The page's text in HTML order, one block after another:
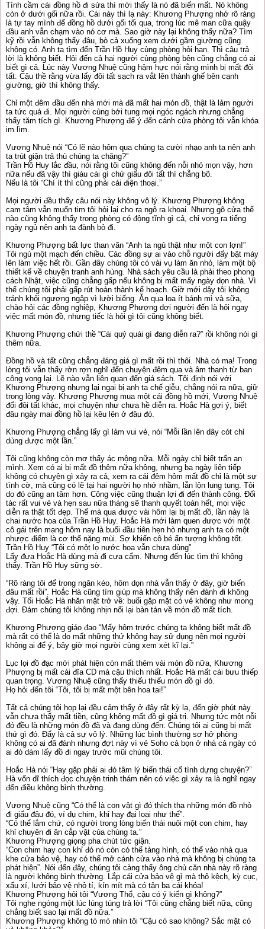
Tính cầm cái đồng hồ đi sửa thì mới thấy là nó đã biến mất. Nó không
còn ở dưới gối nữa rồi. Cái này thì lạ này: Khương Phượng nhớ rõ ràng
là tự tay mình để đồng hồ dưới gối tối qua, trong lúc mê man cữa quậy
đầu anh vẫn chạm vào nó cơ mà. Sao giờ này lại không thấy nữa? Tìm
kỹ rồi vẫn không thấy đâu, bò cả xuống xem dưới gầm giường cũng
không có. Anh ta tìm đến Trần Hồ Huy cùng phòng hỏi han. Thì câu trả
lời là không biết. Hỏi đến cả hai người cùng phòng bên cũng chẳng có ai
biết gì cả. Lúc này Vương Nhuệ cũng hậm hực nói rằng mình bị mất đôi
tất. Cậu thề rằng vừa lấy đôi tất sạch ra vắt lên thành ghế bên cạnh
giường, giờ thì không thấy.
Chỉ một đêm đầu đến nhà mới mà đã mất hai món đồ, thật là lảm người
ta tức quá đi. Mọi người cùng bới tung mọi ngóc ngách nhưng chẳng
thấy tăm tích gì. Khương Phượng để ý đến cánh cửa phòng tôi vẫn khóa
im lìm.
Vương Nhuệ nói “Có lẽ nào hôm qua chúng ta cười nhạo anh ta nên anh
ta trút giận trả thù chúng ta chăng?”
Trần Hồ Huy lắc đầu, nói rằng tôi cũng không đến nỗi nhỏ mọn vậy, hơn
nữa nếu đã vậy thì giáu cái gì chứ giấu đôi tất thì chẵng bõ.
Nếu là tôi “Chí ít thì cũng phải cái điện thoại.”
Mọi người đều thấy câu nói này không vô lý. Khương Phượng không
cam tâm vẫn muốn tim tôi hỏi lại cho ra ngô ra khoai. Nhưng gõ cửa thế
nào cũng không thấy trong phòng có động tĩnh gì cả, chỉ vọng ra tiếng
ngày ngủ nên anh ta đành bỏ đi.
Khương Phượng bất lực than vãn “Anh ta ngủ thật như một con lợn!”
Tôi ngủ một mạch đến chiều. Các đồng sự ai vào chỗ người đấy bật máy
lên làm việc hết rồi. Gần đây chúng tôi có vài vụ làm ăn nhỏ, làm một bộ
thiết kế về chuyện tranh anh hùng. Nhà sách yêu cầu là phải theo phong
cách Nhật, việc cũng chẳng gấp nếu không bị mất mấy ngày dọn nhà. Vì
thế chúng tôi phải gấp rút hoàn thành kế hoạch. Giờ mới dậy tôi không
tránh khỏi ngượng ngập vì lười biếng. Ăn qua loa ít bánh mì và sữa,
chào hỏi các đồng nghiệp, Khương Phượng dợi người đến là hỏi ngay
việc mất món đồ, nhưng tiếc là hỏi gì tôi cũng không biết.
Khương Phượng chửi thề “Cái quỷ quái gì đang diễn ra?” rồi không nói gì
thêm nữa.
Đồng hồ và tất cũng chẳng đáng giá gì mất rồi thì thôi. Nhà có ma! Trong
lòng tôi vẫn thấy rờn rợn nghĩ đến chuyện đêm qua và âm thanh từ ban
công vọng lại. Lẽ nào vẫn liên quan đến giá sách. Tôi định nói với
Khương Phượng nhưng lại ngại bị anh ta chế giễu, chẳng nói ra nữa, giữ
trong lòng vậy. Khương Phượng mua một cái đồng hồ mới, Vương Nhuệ
đổi đôi tất khác, mọi chuyện như chưa hề diễn ra. Hoắc Hà gợi ý, biết
đâu ngày mai đồng hồ lại kêu lên ở đâu đó.
Khương Phượng chẳng lấy gì làm vui vẻ, nói “Mỗi lần lên dây cót chỉ
dùng được một lần.”
Tôi cũng không còn mơ thấy ác mộng nữa. Mỗi ngày chỉ biết trấn an
mình. Xem có ai bị mất đồ thêm nữa không, nhưng ba ngày liên tiếp
không có chuyện gì xảy ra cả, xem ra cái đêm hôm mất đồ chỉ là một sự
tình cờ, mà cũng có lẽ tại hai người họ nhớ nhầm, lẫn lộn lung tung. Tôi
do đó cũng an tâm hơn. Công việc cũng thuận lợi đi đến thành công. Đối
tác rất vui vẻ và hẹn sau nữa tháng sẽ thanh quyết toán hết, mọi việc
diễn ra thật tốt đẹp. Thế mà qua được vài hôm lại bị mất đồ, lần này là
chai nước hoa của Trần Hồ Huy. Hoắc Hà mới làm quen được với một
cô gái trên mạng hôm nay là buổi đầu tiên hẹn hò nhưng anh ta có một
nhược điểm là cơ thể nặng mùi. Sợ khiến cô bé ấn tượng không tốt.
Trần Hồ Huy “Tôi có một lọ nước hoa vẫn chưa dùng”
Lấy đưa Hoắc Hà dùng mà đi cưa cẩm. Nhưng đến lúc tìm thì không
thấy. Trần Hồ Huy sững sờ.
“Rõ ràng tôi để trong ngăn kéo, hôm dọn nhà vẫn thấy ở đây, giờ biến
đâu mất rồi”. Hoắc Hà cũng tìm giúp mà không thấy nên đành đi không
vậy. Tối Hoắc Hà nhăn mặt trở về: buổi gặp mặt có vẻ không như mong
đợi. Đám chúng tôi không nhịn nổi lại bàn tán về món đồ mất tích.
Khương Phượng giáo đao “Mấy hôm trước chúng ta không biết mất đồ
mà rất có thể là do mất những thứ không hay sử dụng nên mọi người
không ai để ý, bây giờ mọi người cùng xem xét kĩ lại.”
Lục lọi đồ đạc mới phát hiện còn mất thêm vài món đồ nữa, Khương
Phượng bị mất cái đĩa CD mà cậu thích nhất. Hoắc Hà mất cái bưu thiếp
quan trọng. Vương Nhuệ cũng thấy thiếu thiếu món đồ gì đó.
Họ hỏi đến tôi “Tôi, tôi bị mất một bên hoa tai!”
Tất cả chúng tôi họp lại đều cảm thấy ở đây rất kỳ lạ, đến giờ phút này
vẫn chưa thấy mất tiền, cũng không mất đồ gì giá trị. Nhưng tức một nỗi
đó đều là những món đồ đã và đang dùng đến. Chúng tôi ai cũng bị mất
thứ gì đó. Đấy là cả sự vô lý. Những lúc bình thường sơ hở phòng
không có ai đã đành nhưng đợt này vì vẻ Soho cả bọn ở nhà cả ngày có
ai đó dám lấy đồ đi ngay trước mũi chúng tôi.
Hoắc Hà nói “Hay gặp phải ai đó tâm lý biến thái cố tình dựng chuyện?”
Hà vốn dĩ thích đọc chuyện trinh thám nên có việc gì xảy ra là nghĩ ngay
đến điều không bình thường.
Vương Nhuệ cũng “Có thể là con vật gì đó thích tha những món đồ nhỏ
đi giấu đâu đó, ví dụ chim, khỉ hay đại loại như thế”.
“Có thể lắm chứ, có người trong lòng biến thái nuôi một con chim, hay
khỉ chuyên đi ăn cắp vặt của chúng ta.”
Khương Phượng giọng pha chút tức giận.
“Con chim hay con khỉ đó nó còn có thể tàng hình, có thể vào nhà qua
khe cửa bảo vệ, hay có thể mở cánh cửa vào nhà mà không bị chúng ta
phát hiện”. Nói đến đây, chúng tôi càng thấy ông chủ căn nhà này rõ ràng
là người không bình thường. Lắp cái cửa bảo vệ gì mà thô kệch, kỳ cục,
xấu xí, lưới bảo vệ nhỏ tí, kín mít mà có tận ba cái khóa!
Khương Phượng hỏi tôi “Vương Thổ, cậu có ý kiến gì không?”
Tôi nghe ngóng một lúc lúng túng trả lời “Tôi cũng chẳng biết nữa, cũng
chẳng biết sao lại mất đồ nữa.”
Khương Phượng không tò mò nhìn tôi “Cậu có sao không? Sắc mặt có